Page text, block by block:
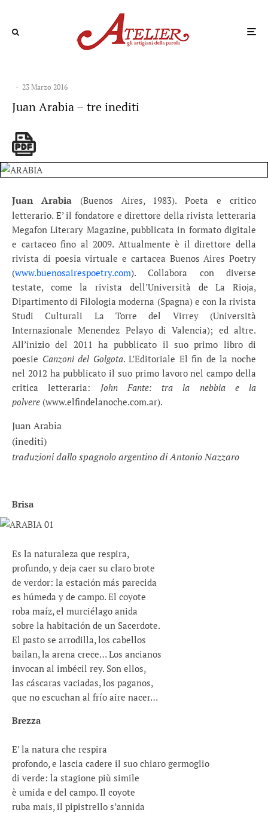
· 23 Marzo 2016
Juan Arabia – tre inediti
Juan Arabia(Buenos Aires, 1983). Poeta e critico
letterario. E’ il fondatore e direttore della rivista letteraria
Megafon Literary Magazine, pubblicata in formato digitale
e cartaceo fino al 2009. Attualmente è il direttore della
rivista di poesia virtuale e cartacea Buenos Aires Poetry
(www.buenosairespoetry.com).Collabora con diverse
testate, come la rivista dell’Università de La Rioja,
Dipartimento di Filologia moderna (Spagna) e con la rivista
Studi Culturali La Torre del Virrey (Università
Internazionale Menendez Pelayo di Valencia); ed altre.
All’inizio del 2011 ha pubblicato il suo primo libro di
poesie Canzoni del Golgota. L’Editoriale El fin de la noche
nel 2012 ha pubblicato il suo primo lavoro nel campo della
critica letteraria: John Fante: tra la nebbia e la
polvere (www.elfindelanoche.com.ar).
Juan Arabia
(inediti)
traduzioni dallo spagnolo argentino di Antonio Nazzaro
Brisa
Es la naturaleza que respira,
profundo, y deja caer su claro brote
de verdor: la estación más parecida
es húmeda y de campo. El coyote
roba maíz, el murciélago anida
sobre la habitación de un Sacerdote.
El pasto se arrodilla, los cabellos
bailan, la arena crece… Los ancianos
invocan al imbécil rey. Son ellos,
las cáscaras vaciadas, los paganos,
que no escuchan al frío aire nacer…
Brezza
E’ la natura che respira
profondo, e lascia cadere il suo chiaro germoglio
di verde: la stagione più simile
è umida e del campo. Il coyote
ruba mais, il pipistrello s’annida